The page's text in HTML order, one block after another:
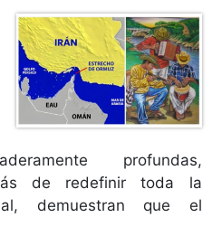
profundas,
de redefinir toda la
demuestran que el